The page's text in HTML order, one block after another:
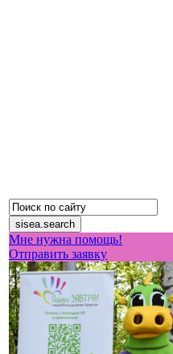
Мне нужна помощь!
Отправить заявку